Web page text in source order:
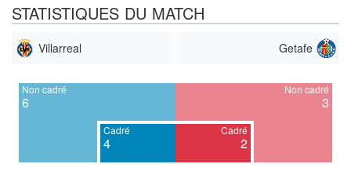
STATISTIQUES DU MATCH
Villarreal Getafe
Non cadré
6
Cadré
4
Cadré
2
Non cadré
3